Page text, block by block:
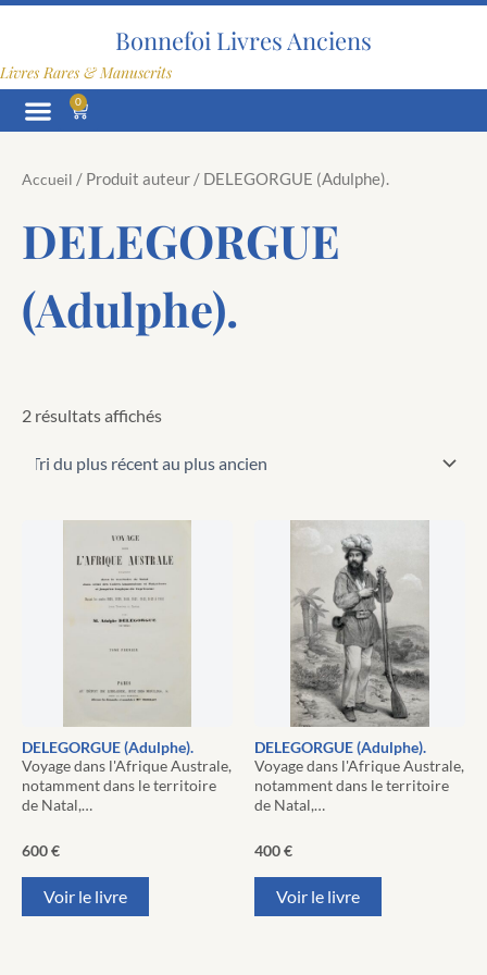
Aller
Bonnefoi Livres Anciens
Livres Rares & Manuscrits
0
Panier
Accueil / Produit auteur / DELEGORGUE (Adulphe).
DELEGORGUE
(Adulphe).
2 résultats affichés
Trié
plus
au
plus
DELEGORGUE (Adulphe).
Voyage dans l'Afrique Australe,
notamment dans le territoire
de Natal,…
600€
Voir le livre
DELEGORGUE (Adulphe).
Voyage dans l'Afrique Australe,
notamment dans le territoire
de Natal,…
400€
Voir le livre